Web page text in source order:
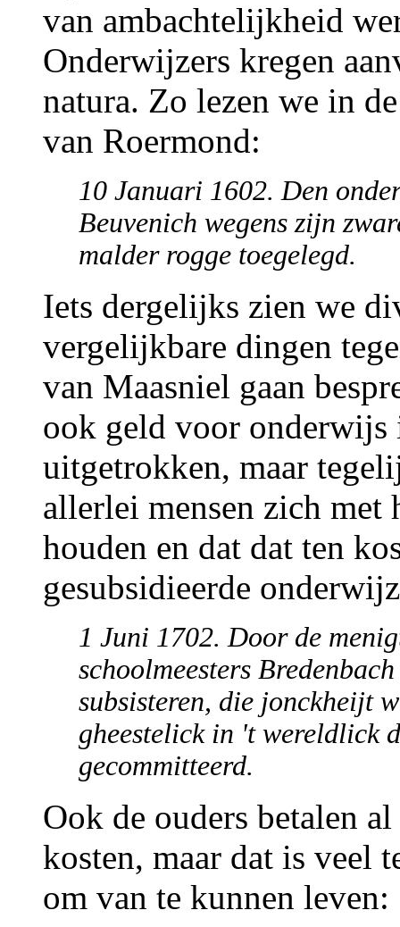
van ambachtelijkheid
Onderwijzers kregen
natura. Zo lezen we in
van Roermond:
10 Januari 1602. Den
Beuvenich wegens zijn
malder rogge toegelegd.
Iets dergelijks zien we
vergelijkbare dingen
van Maasniel gaan
ook geld voor
uitgetrokken, maar
allerlei mensen zich met
houden en dat dat ten
gesubsidieerde
1 Juni 1702. Door de
schoolmeesters
subsisteren, die jonckheijt
gheestelick in 't wereldlick
gecommitteerd.
Ook de ouders betalen
kosten, maar dat is veel
om van te kunnen leven: